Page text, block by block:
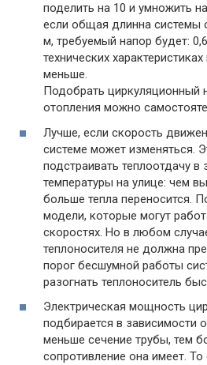
поделить на 10 и умножить
если общая длинна системы
м, требуемый напор будет:
технических
меньше.
Подобрать циркуляционный
отопления можно
Лучше, если скорость
системе может изменяться.
подстраивать теплоотдачу в
температуры на улице: чем
больше тепла переносится.
модели, которые могут
скоростях. Но в любом
теплоносителя не должна
порог бесшумной работы
разогнать теплоноситель
Электрическая мощность
подбирается в зависимости
меньше сечение трубы, тем
сопротивление она имеет. То